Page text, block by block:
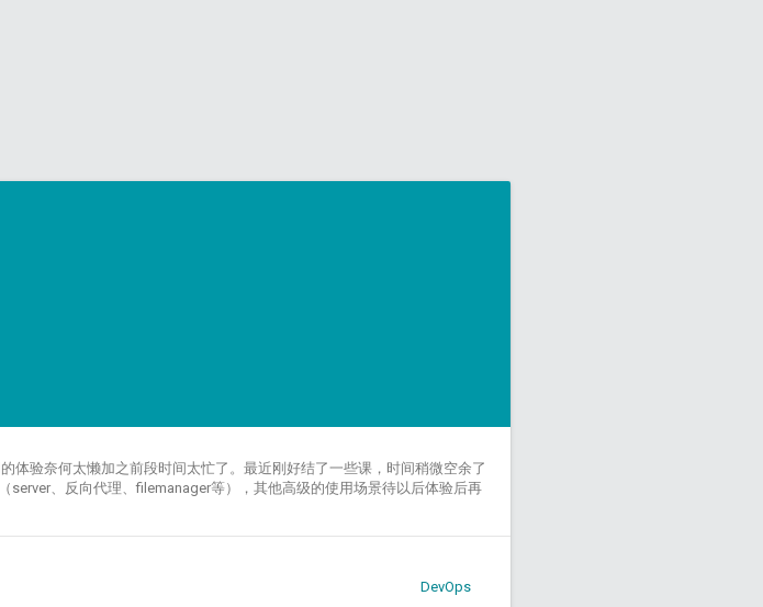
体验奈何太懒加之前段时间太忙了。最近刚好结了一些课，时间稍微空余了
、反向代理、filemanager等），其他高级的使用场景待以后体验后再
DevOps